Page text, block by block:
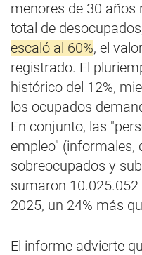
menores de 30 años
total de
escaló al 60%, el
registrado. El
histórico del 12%,
los ocupados
En conjunto, las
empleo" (informales,
sobreocupados y
sumaron
2025, un 24% más
El informe advierte